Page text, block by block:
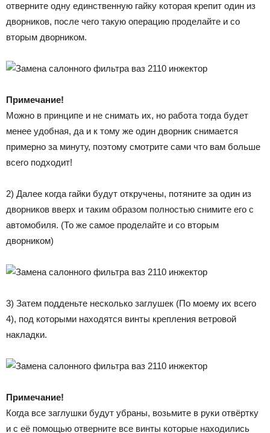
отверните одну единственную гайку которая крепит один из
дворников, после чего такую операцию проделайте и со
вторым дворником.
Примечание!
Можно в принципе и не снимать их, но работа тогда будет
менее удобная, да и к тому же один дворник снимается
примерно за минуту, поэтому смотрите сами что вам больше
всего подходит!
2) Далее когда гайки будут откручены, потяните за один из
дворников вверх и таким образом полностью снимите его с
автомобиля. (То же самое проделайте и со вторым
дворником)
3) Затем подденьте несколько заглушек (По моему их всего
4), под которыми находятся винты крепления ветровой
накладки.
Примечание!
Когда все заглушки будут убраны, возьмите в руки отвёртку
и с её помощью отверните все винты которые находились